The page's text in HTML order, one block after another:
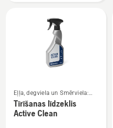
vairāk
informācijas
par
Eļļa, degviela un Smērviela:
Ziede
Tīrīšanas līdzeklis
Active Clean